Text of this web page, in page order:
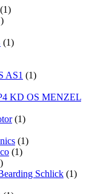
(1)
(1)
AS1 (1)
KD OS MENZEL
(1)
(1)
(1)
Schlick (1)